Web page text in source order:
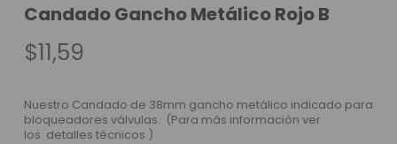
Candado Gancho Metálico Rojo B
$11,59
Nuestro Candado de 38mm gancho metálico indicado para
bloqueadores válvulas. (Para más información ver
los detalles técnicos )